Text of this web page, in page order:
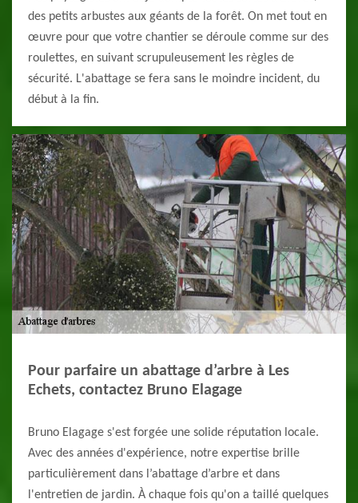
des petits arbustes aux géants de la forêt. On met tout en
œuvre pour que votre chantier se déroule comme sur des
roulettes, en suivant scrupuleusement les règles de
sécurité. L'abattage se fera sans le moindre incident, du
début à la fin.
Pour parfaire un abattage d’arbre à Les
Echets, contactez Bruno Elagage
Bruno Elagage s'est forgée une solide réputation locale.
Avec des années d'expérience, notre expertise brille
particulièrement dans l’abattage d’arbre et dans
l'entretien de jardin. À chaque fois qu'on a taillé quelques